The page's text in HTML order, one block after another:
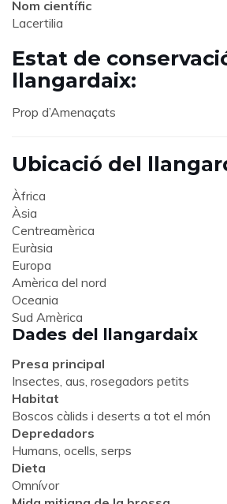
Nom científic
Lacertilia
Estat de
llangardaix:
Prop d’Amenaçats
Ubicació del
Àfrica
Àsia
Centreamèrica
Euràsia
Europa
Amèrica del nord
Oceania
Sud Amèrica
Dades del llangardaix
Presa principal
Insectes, aus, rosegadors petits
Habitat
Boscos càlids i deserts a tot el món
Depredadors
Humans, ocells, serps
Dieta
Omnívor